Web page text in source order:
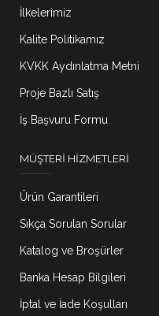
İlkelerimiz
Kalite Politikamız
KVKK Aydınlatma Metni
Proje Bazlı Satış
İş Başvuru Formu
MÜŞTERI HIZMETLERI
Ürün Garantileri
Sıkça Sorulan Sorular
Katalog ve Broşürler
Banka Hesap Bilgileri
İptal ve İade Koşulları